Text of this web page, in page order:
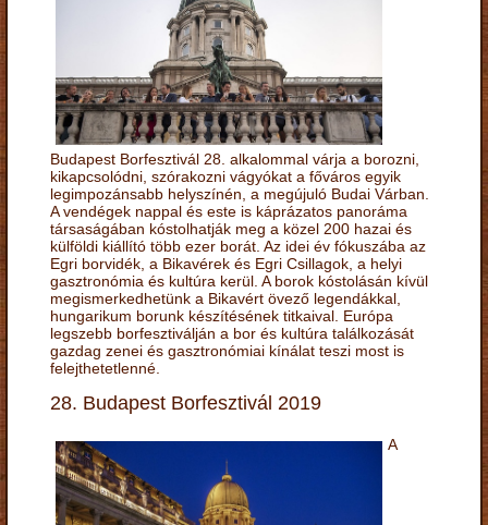
Budapest Borfesztivál 28. alkalommal várja a borozni,
kikapcsolódni, szórakozni vágyókat a főváros egyik
legimpozánsabb helyszínén, a megújuló Budai Várban.
A vendégek nappal és este is káprázatos panoráma
társaságában kóstolhatják meg a közel 200 hazai és
külföldi kiállító több ezer borát. Az idei év fókuszába az
Egri borvidék, a Bikavérek és Egri Csillagok, a helyi
gasztronómia és kultúra kerül. A borok kóstolásán kívül
megismerkedhetünk a Bikavért övező legendákkal,
hungarikum borunk készítésének titkaival. Európa
legszebb borfesztiválján a bor és kultúra találkozását
gazdag zenei és gasztronómiai kínálat teszi most is
felejthetetlenné.
28. Budapest Borfesztivál 2019
A